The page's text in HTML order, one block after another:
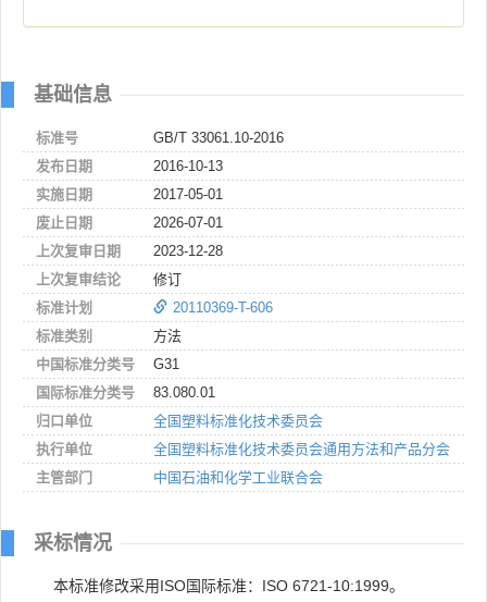
基础信息
标准号
GB/T 33061.10-2016
发布日期
2016-10-13
实施日期
2017-05-01
废止日期
2026-07-01
上次复审日期
2023-12-28
上次复审结论
修订
标准计划
20110369-T-606
标准类别
方法
中国标准分类号
G31
国际标准分类号
83.080.01
归口单位
全国塑料标准化技术委员会
执行单位
全国塑料标准化技术委员会通用方法和产品分会
主管部门
中国石油和化学工业联合会
采标情况
本标准修改采用ISO国际标准：ISO 6721-10:1999。